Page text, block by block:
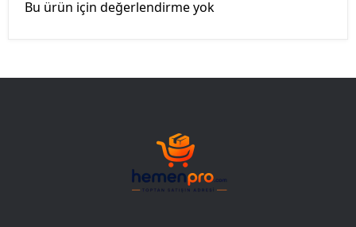
Bu ürün için değerlendirme yok